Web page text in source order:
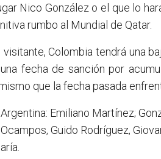
Nico González o el que lo
rumbo al Mundial de Qatar.
Colombia tendrá una
fecha de sanción por
que la fecha pasada
Emiliano Martínez;
Guido Rodríguez,